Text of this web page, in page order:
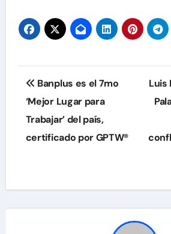
entradas
Navegación
de
entradas
Banplus es el 7mo
‘Mejor Lugar para
Trabajar’ del país,
certificado por GPTW®
Luis